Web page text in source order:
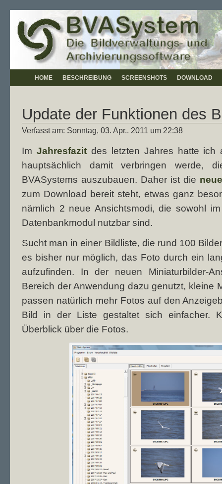
HOME BESCHREIBUNG SCREENSHOTS DOWNLOAD
Update der Funktionen des
Verfasst am: Sonntag, 03. Apr.. 2011 um 22:38
Im Jahresfazitdes letzten Jahres hatte ich
hauptsächlich damit verbringen werde,
BVASystems auszubauen. Daher ist die
zum Download bereit steht, etwas ganz
nämlich 2 neue Ansichtsmodi, die sowohl
Datenbankmodul nutzbar sind.
Sucht man in einer Bildliste, die rund 100
es bisher nur möglich, das Foto durch ein
aufzufinden. In der neuen Miniaturbilder-
Bereich der Anwendung dazu genutzt, kleine
passen natürlich mehr Fotos auf den
Bild in der Liste gestaltet sich einfacher.
Überblick über die Fotos.